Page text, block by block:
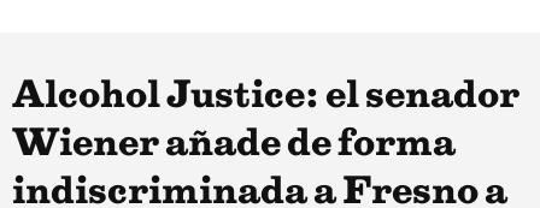
Alcohol Justice: el senador
Wiener añade de forma
indiscriminada a Fresno a